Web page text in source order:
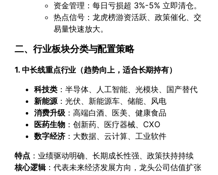
资金管理：每日亏损超 3%-5% 立即清仓。
热点信号：龙虎榜游资活跃、政策催化、交
易量快速放大。
二、行业板块分类与配置策略
1. 中长线重点行业（趋势向上，适合长期持有）
科技类 ：半导体、人工智能、光模块、国产替代
新能源：光伏、新能源车、储能、风电
消费升级 ：高端白酒、医美、健康食品
医药生物 ：创新药、医疗器械、CXO
数字经济：大数据、云计算、工业软件
特点 ：业绩驱动明确、长期成长性强、政策扶持持续
核心逻辑：代表未来经济发展方向，龙头公司估值扩张